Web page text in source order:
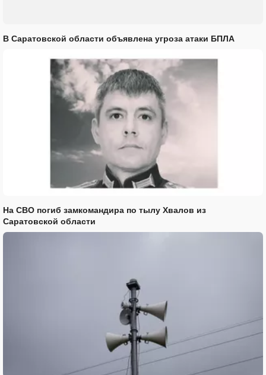
В Саратовской области объявлена угроза атаки БПЛА
На СВО погиб замкомандира по тылу Хвалов из
Саратовской области